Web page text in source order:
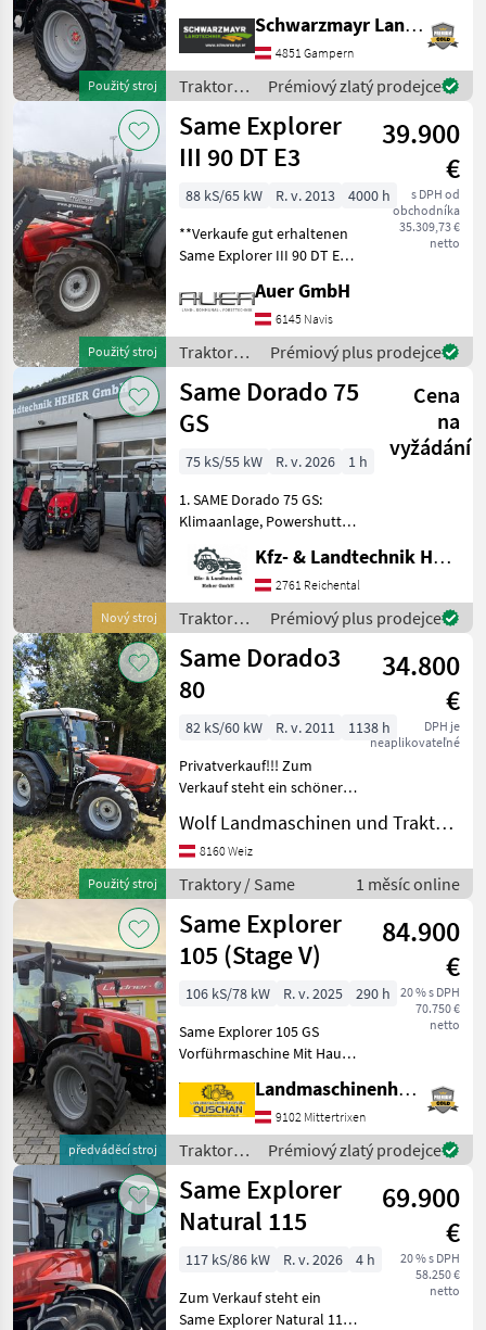
Použitý stroj
Hecksteuergeräten - mit 2
DW Mittensteuergeräten
mit Kreuzhebelbedienung -
Schwarzmayr Landtechnik GmbH - Gampern
4851 Gampern
Traktory /
Same
Prémiový zlatý prodejce
Použitý stroj
Same Explorer
III 90 DT E3
39.900
€
s DPH od
obchodníka
35.309,73 €
netto
88 kS/65 kW R. v. 2013
4000 h
**Verkaufe gut erhaltenen
Same Explorer III 90 DT E3
gepflegten Standard-
Traktor der Marke Same,
Modell Explorer III 90 DT E3,
aus dem B
Auer GmbH
6145 Navis
Traktory /
Same
Prémiový plus prodejce
Nový stroj
Same Dorado 75
GS
Cena
na
vyžádání
75 kS/55 kW R. v. 2026
1 h
1. SAME Dorado 75 GS:
Klimaanlage, Powershuttle,
3-fach Lastschaltung,
Powerclutch, 40 km/h bei
reduzierter Drehzahl,
Fronthubwerk,
Frontzapfwelle,
Druckluftanlage,
Kfz- & Landtechnik Heher GmbH
2761 Reichental
Traktory /
Same
Prémiový plus prodejce
Použitý stroj
Same Dorado3
80
34.800
€
DPH je
neaplikovateľné
82 kS/60 kW R. v. 2011
1138 h
Privatverkauf!!! Zum
Verkauf steht ein schöner
Same mit nur 1.138
Stunden! 82 PS! 4 Rad
Bremse! Fronthydraulik!
Vollhydraulischer Stoll F
Wolf Landmaschinen und Traktorhandel
8160 Weiz
Traktory / Same 1 měsíc online
předváděcí stroj
Same Explorer
105 (Stage V)
84.900
€
20 % s DPH
70.750 €
netto
106 kS/78 kW R. v. 2025
290 h
Same Explorer 105 GS
Vorführmaschine Mit Hauer
Seitlicher Verstärkung
Bereifung 540/65R34 und
480/65R24 Komfortkabine
mit Klimaanlage Heckhub
Landmaschinenhandel Ouschan Anton
9102 Mittertrixen
Traktory /
Same
Prémiový zlatý prodejce
Same Explorer
Natural 115
69.900
€
20 % s DPH
58.250 €
netto
117 kS/86 kW R. v. 2026
4 h
Zum Verkauf steht ein
Same Explorer Natural 115